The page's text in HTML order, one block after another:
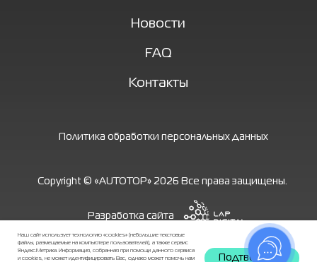
Наш сайт использует технологию «cookies» (небольшие текстовые
файлы, размещаемые на компьютере пользователей), а также сервис
Яндекс.Метрика. Информация, собранная при помощи данного сервиса
и cookies, не может идентифицировать Вас, однако может помочь нам
Подтвердить